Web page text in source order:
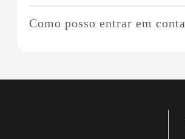
cada unidade. No Coliving a energia
Como posso entrar em